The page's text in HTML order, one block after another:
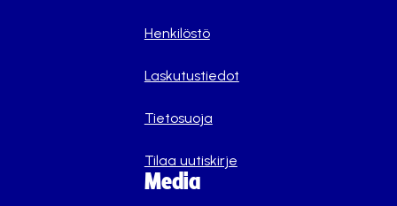
Henkilöstö
Laskutustiedot
Tietosuoja
Tilaa uutiskirje
Media